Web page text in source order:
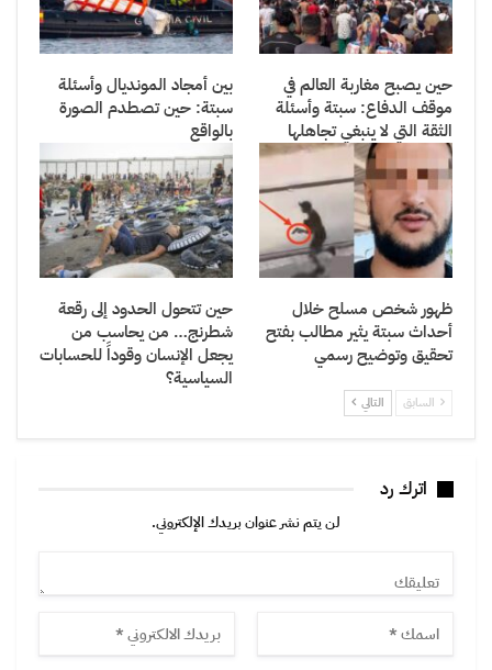
حين يصبح مغاربة العالم في
موقف الدفاع: سبتة وأسئلة
الثقة التي لا ينبغي تجاهلها
بين أمجاد المونديال وأسئلة
سبتة: حين تصطدم الصورة
بالواقع
ظهور شخص مسلح خلال
أحداث سبتة يثير مطالب بفتح
تحقيق وتوضيح رسمي
حين تتحول الحدود إلى رقعة
شطرنج… من يحاسب من
يجعل الإنسان وقوداً للحسابات
السياسية؟
السابق التالي
اترك رد
لن يتم نشر عنوان بريدك الإلكتروني.